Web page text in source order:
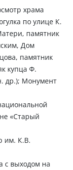
храма
по улице К.
памятник
Дом
памятник
купца Ф.
др.); Монумент
«Старый
им. К.В.
с выходом на